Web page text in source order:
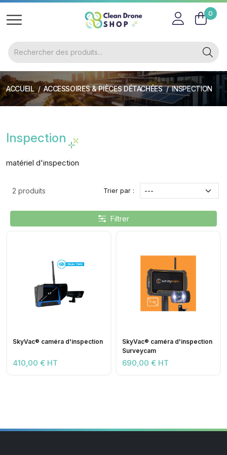
0
ACCUEIL ACCESSOIRES & PIÈCES DÉTACHÉES INSPECTION
Inspection
matériel d'inspection
2 produits Trier par :
Filtrer
SkyVac® caméra d'inspection
410,00 € HT
SkyVac® caméra d'inspection
Surveycam
690,00 € HT